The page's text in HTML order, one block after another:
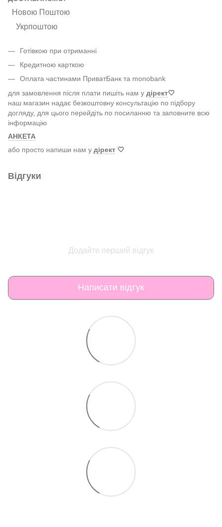
Новою Поштою
Укрпоштою
Готівкою при отриманні
Кредитною карткою
Оплата частинами ПриватБанк та monobank
для замовлення після плати пишіть нам у дірект🤍
наш магазин надає безкоштовну консультацію по підбору
догляду, для цього перейдіть по посиланню та заповните всю
інформацію
АНКЕТА
або просто напиши нам у дірект 🤍
Відгуки
Додайте перший відгук
Написати відгук